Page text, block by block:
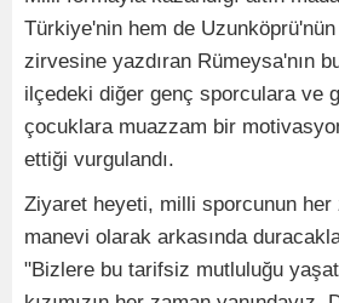
Türkiye'nin hem de Uzunköprü'nün
zirvesine yazdıran Rümeysa'nın
ilçedeki diğer genç sporculara ve
çocuklara muazzam bir
ettiği vurgulandı.
Ziyaret heyeti, milli sporcunun her
manevi olarak arkasında
"Bizlere bu tarifsiz mutluluğu